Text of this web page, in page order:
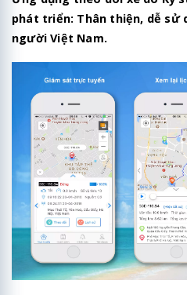
phát triển: Thân thiện, dễ sử
người Việt Nam.